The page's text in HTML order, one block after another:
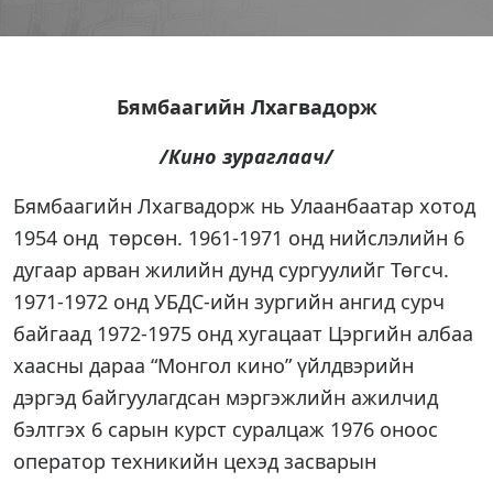
Бямбаагийн Лхагвадорж
/Кино зураглаач/
Бямбаагийн Лхагвадорж нь Улаанбаатар хотод
1954 онд төрсөн. 1961-1971 онд нийслэлийн 6
дугаар арван жилийн дунд сургуулийг Төгсч.
1971-1972 онд УБДС-ийн зургийн ангид сурч
байгаад 1972-1975 онд хугацаат Цэргийн албаа
хаасны дараа “Монгол кино” үйлдвэрийн
дэргэд байгуулагдсан мэргэжлийн ажилчид
бэлтгэх 6 сарын курст суралцаж 1976 оноос
оператор техникийн цехэд засварын